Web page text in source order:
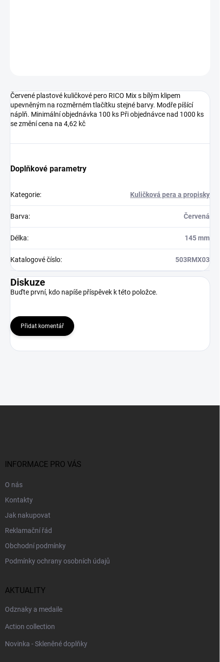
Červené plastové kuličkové pero RICO Mix s bílým klipem
upevněným na rozměrném tlačítku stejné barvy. Modře píšící
náplň. Minimální objednávka 100 ks Při objednávce nad 1000 ks
se změní cena na 4,62 kč
Doplňkové parametry
Kategorie: Kuličková pera a propisky
Barva: Červená
Délka: 145 mm
Katalogové číslo: 503RMX03
Diskuze
Buďte první, kdo napíše příspěvek k této položce.
Přidat komentář
INFORMACE PRO VÁS
O nás
Kontakty
Jak nakupovat
Reklamační řád
Obchodní podmínky
Podmínky ochrany osobních údajů
AKTUALITY
Odznaky a medaile
Action collection
Novinka - Skleněné doplňky